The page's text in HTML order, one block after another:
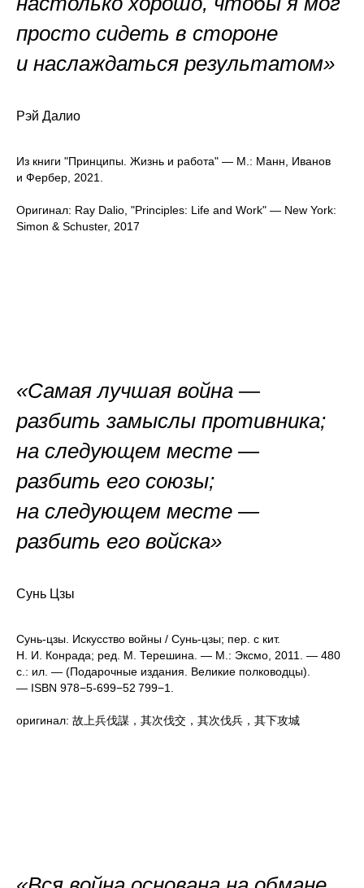
просто сидеть в стороне
и наслаждаться результатом»
Рэй Далио
Из книги "Принципы. Жизнь и работа" — М.: Манн, Иванов
и Фербер, 2021.
Оригинал: Ray Dalio, "Principles: Life and Work" — New York:
Simon & Schuster, 2017
«Самая лучшая война —
разбить замыслы противника;
на следующем месте —
разбить его союзы;
на следующем месте —
разбить его войска»
Сунь Цзы
Сунь-цзы. Искусство войны / Сунь-цзы; пер. с кит.
Н. И. Конрада; ред. М. Терешина. — М.: Эксмо, 2011. — 480
с.: ил. — (Подарочные издания. Великие полководцы).
— ISBN 978−5-699−52 799−1.
оригинал: 故上兵伐謀，其次伐交，其次伐兵，其下攻城